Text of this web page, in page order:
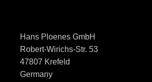
Hans Ploenes GmbH
Robert-Wirichs-Str. 53
47807 Krefeld
Germany